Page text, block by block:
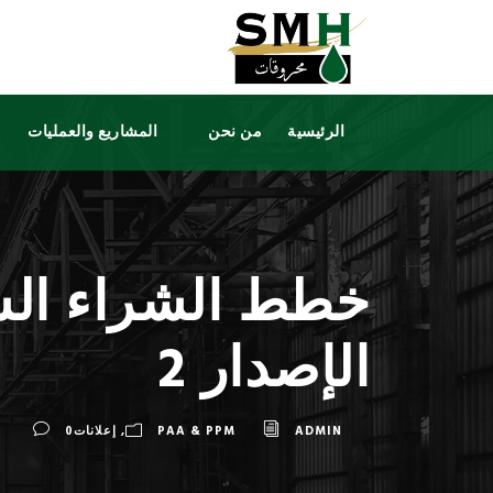
الرئيسية من نحن المشاريع والعمليات
الإصدار 2
ADMIN
PAA & PPM
, إعلانات0